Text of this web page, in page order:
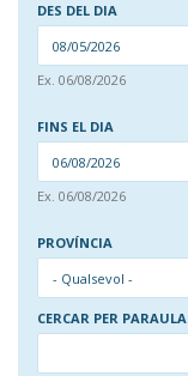
DES DEL DIA
Ex. 06/08/2026
FINS EL DIA
Ex. 06/08/2026
PROVÍNCIA
CERCAR PER PARAULA